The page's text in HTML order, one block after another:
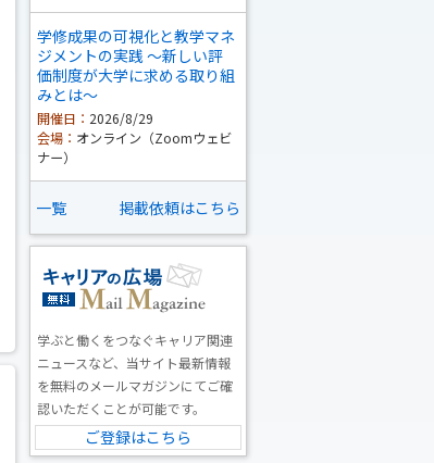
学修成果の可視化と教学マネ
ジメントの実践 ～新しい評
価制度が大学に求める取り組
みとは～
開催日： 2026/8/29
会場： オンライン（Zoomウェビ
ナー）
一覧 掲載依頼はこちら
学ぶと働くをつなぐキャリア関連
ニュースなど、当サイト最新情報
を無料のメールマガジンにてご確
認いただくことが可能です。
ご登録はこちら